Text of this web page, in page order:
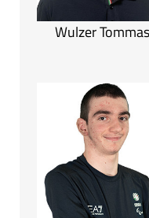
Wulzer